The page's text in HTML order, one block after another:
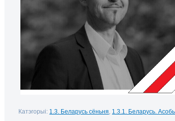
Катэгорыі: 1.3. Беларусь сёньня 1.3.1. Беларусь.